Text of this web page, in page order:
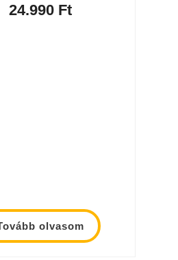
24.990 Ft
olvasom